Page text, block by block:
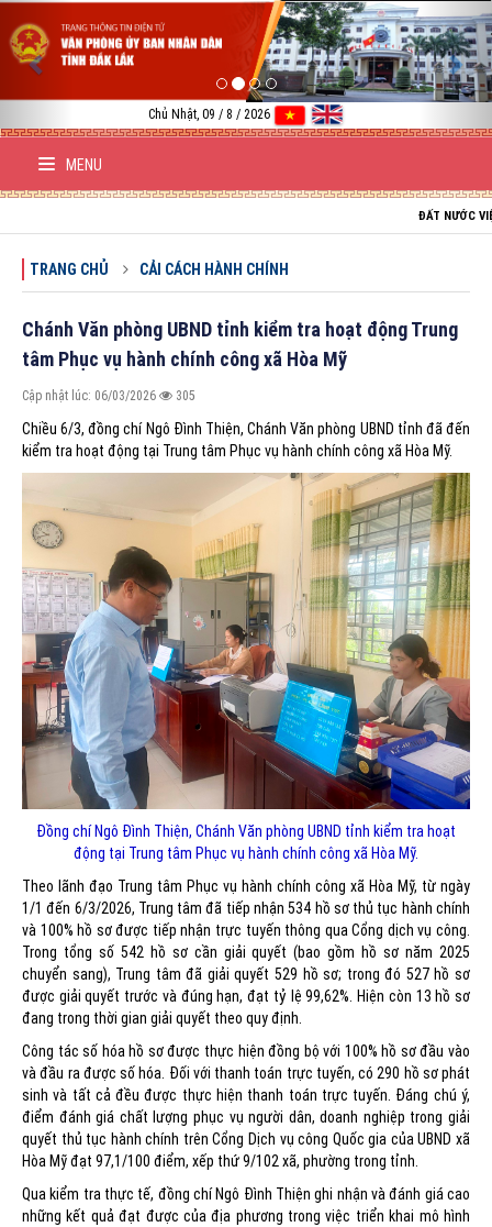
Chủ Nhật, 09 / 8 / 2026
MENU
ĐẤT NƯỚC VIỆT NAM
TRANG CHỦ CẢI CÁCH HÀNH CHÍNH
Chánh Văn phòng UBND tỉnh kiểm tra hoạt động Trung
tâm Phục vụ hành chính công xã Hòa Mỹ
Cập nhật lúc: 06/03/2026 305
Chiều 6/3, đồng chí Ngô Đình Thiện, Chánh Văn phòng UBND tỉnh đã đến
kiểm tra hoạt động tại Trung tâm Phục vụ hành chính công xã Hòa Mỹ.
Đồng chí Ngô Đình Thiện, Chánh Văn phòng UBND tỉnh kiểm tra hoạt
động tại Trung tâm Phục vụ hành chính công xã Hòa Mỹ.
Theo lãnh đạo Trung tâm Phục vụ hành chính công xã Hòa Mỹ, từ ngày
1/1 đến 6/3/2026, Trung tâm đã tiếp nhận 534 hồ sơ thủ tục hành chính
và 100% hồ sơ được tiếp nhận trực tuyến thông qua Cổng dịch vụ công.
Trong tổng số 542 hồ sơ cần giải quyết (bao gồm hồ sơ năm 2025
chuyển sang), Trung tâm đã giải quyết 529 hồ sơ; trong đó 527 hồ sơ
được giải quyết trước và đúng hạn, đạt tỷ lệ 99,62%. Hiện còn 13 hồ sơ
đang trong thời gian giải quyết theo quy định.
Công tác số hóa hồ sơ được thực hiện đồng bộ với 100% hồ sơ đầu vào
và đầu ra được số hóa. Đối với thanh toán trực tuyến, có 290 hồ sơ phát
sinh và tất cả đều được thực hiện thanh toán trực tuyến. Đáng chú ý,
điểm đánh giá chất lượng phục vụ người dân, doanh nghiệp trong giải
quyết thủ tục hành chính trên Cổng Dịch vụ công Quốc gia của UBND xã
Hòa Mỹ đạt 97,1/100 điểm, xếp thứ 9/102 xã, phường trong tỉnh.
Qua kiểm tra thực tế, đồng chí Ngô Đình Thiện ghi nhận và đánh giá cao
những kết quả đạt được của địa phương trong việc triển khai mô hình